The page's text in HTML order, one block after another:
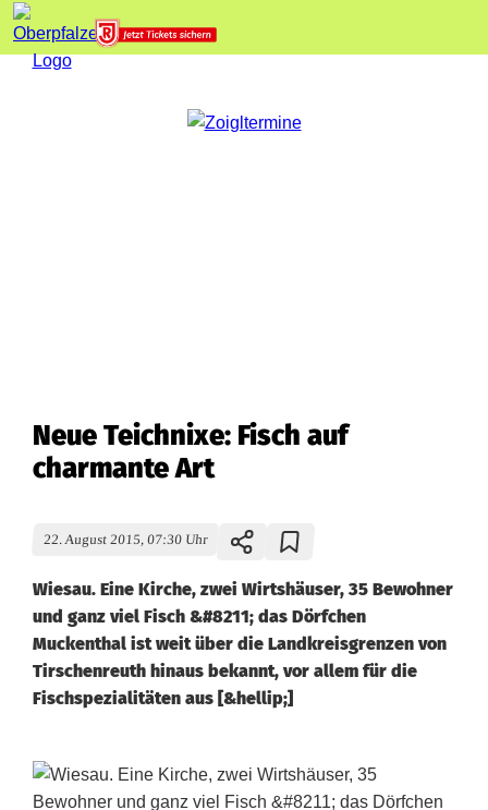
Neue Teichnixe: Fisch auf
charmante Art
22. August 2015, 07:30 Uhr
Wiesau. Eine Kirche, zwei Wirtshäuser, 35 Bewohner
und ganz viel Fisch &#8211; das Dörfchen
Muckenthal ist weit über die Landkreisgrenzen von
Tirschenreuth hinaus bekannt, vor allem für die
Fischspezialitäten aus [&hellip;]